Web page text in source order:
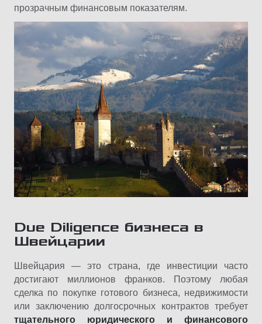
прозрачным финансовым показателям.
Due Diligence бизнеса в
Швейцарии
Швейцария — это страна, где инвестиции часто
достигают миллионов франков. Поэтому любая
сделка по покупке готового бизнеса, недвижимости
или заключению долгосрочных контрактов требует
тщательного юридического и финансового